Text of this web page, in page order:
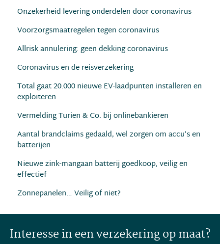
Onzekerheid levering onderdelen door coronavirus
Voorzorgsmaatregelen tegen coronavirus
Allrisk annulering: geen dekking coronavirus
Coronavirus en de reisverzekering
Total gaat 20.000 nieuwe EV-laadpunten installeren en
exploiteren
Vermelding Turien & Co. bij onlinebankieren
Aantal brandclaims gedaald, wel zorgen om accu’s en
batterijen
Nieuwe zink-mangaan batterij goedkoop, veilig en
effectief
Zonnepanelen… Veilig of niet?
Interesse in een verzekering op maat?